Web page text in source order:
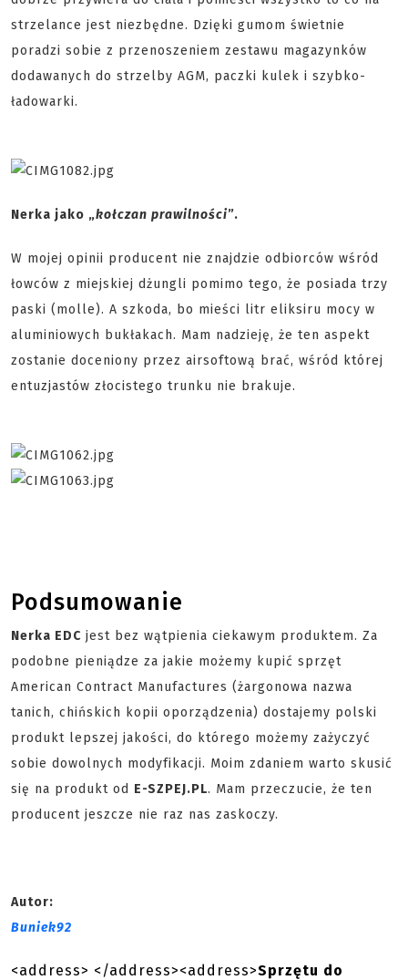
strzelance jest niezbędne. Dzięki gumom świetnie
poradzi sobie z przenoszeniem zestawu magazynków
dodawanych do strzelby AGM, paczki kulek i szybko-
ładowarki.
Nerka jako „kołczan prawilności”.
W mojej opinii producent nie znajdzie odbiorców wśród
łowców z miejskiej dżungli pomimo tego, że posiada trzy
paski (molle). A szkoda, bo mieści litr eliksiru mocy w
aluminiowych bukłakach. Mam nadzieję, że ten aspekt
zostanie doceniony przez airsoftową brać, wśród której
entuzjastów złocistego trunku nie brakuje.
Podsumowanie
Nerka EDC jest bez wątpienia ciekawym produktem. Za
podobne pieniądze za jakie możemy kupić sprzęt
American Contract Manufactures (żargonowa nazwa
tanich, chińskich kopii oporządzenia) dostajemy polski
produkt lepszej jakości, do którego możemy zażyczyć
sobie dowolnych modyfikacji. Moim zdaniem warto skusić
się na produkt od E-SZPEJ.PL. Mam przeczucie, że ten
producent jeszcze nie raz nas zaskoczy.
Autor:
Buniek92
<address> </address><address>Sprzętu do